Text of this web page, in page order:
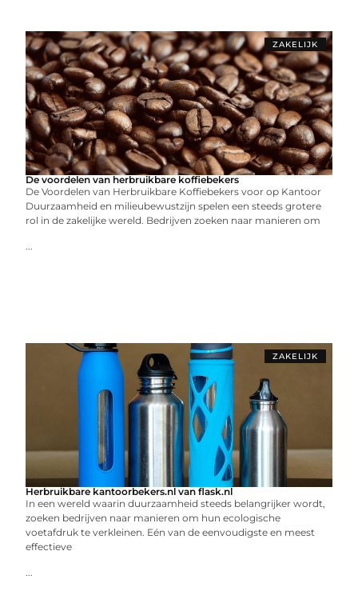
ZAKELIJK
De voordelen van herbruikbare koffiebekers
De Voordelen van Herbruikbare Koffiebekers voor op Kantoor
Duurzaamheid en milieubewustzijn spelen een steeds grotere
rol in de zakelijke wereld. Bedrijven zoeken naar manieren om
...
ZAKELIJK
Herbruikbare kantoorbekers.nl van flask.nl
In een wereld waarin duurzaamheid steeds belangrijker wordt,
zoeken bedrijven naar manieren om hun ecologische
voetafdruk te verkleinen. Eén van de eenvoudigste en meest
effectieve
...